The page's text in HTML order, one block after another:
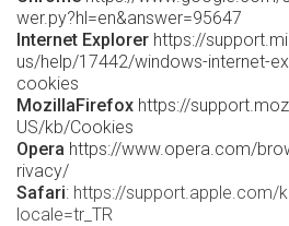
wer.py?hl=en&answer=95647
Internet Explorer https://
us/help/17442/windows-internet-
cookies
MozillaFirefox https://
US/kb/Cookies
Opera https://www.opera.com/
rivacy/
Safari: https://support.apple.com/
locale=tr_TR